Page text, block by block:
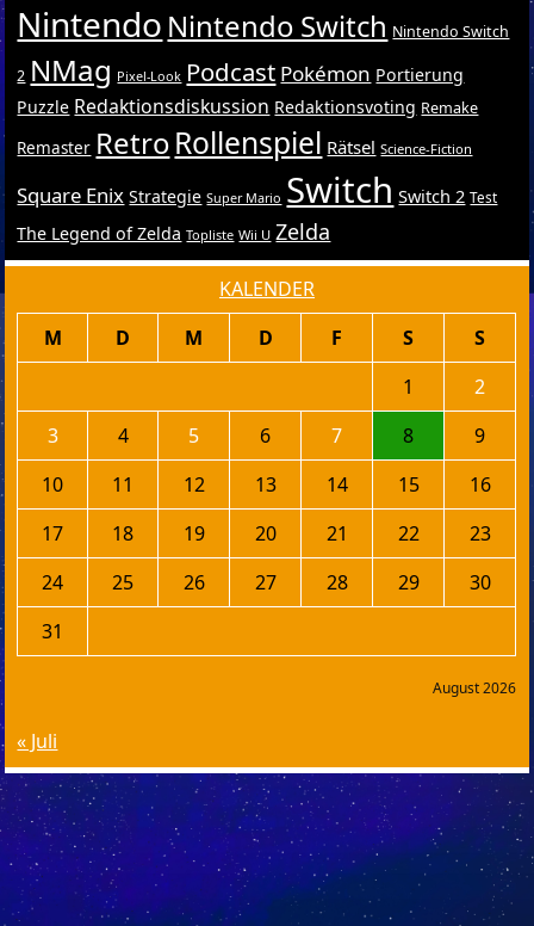
Nintendo Nintendo Switch Nintendo Switch
2 NMag Pixel-Look Podcast Pokémon Portierung
Puzzle Redaktionsdiskussion Redaktionsvoting Remake
Remaster RetroRollenspiel Rätsel Science-Fiction
Square Enix Strategie Super Mario Switch Switch 2 Test
The Legend of Zelda Topliste Wii U Zelda
KALENDER
August 2026
M D M D F S
S
1
2
3
4 5 6 7 8
9
10
11 12 13 14 15
16
17
18 19 20 21 22
23
24
25 26 27 28 29
30
31
« Juli